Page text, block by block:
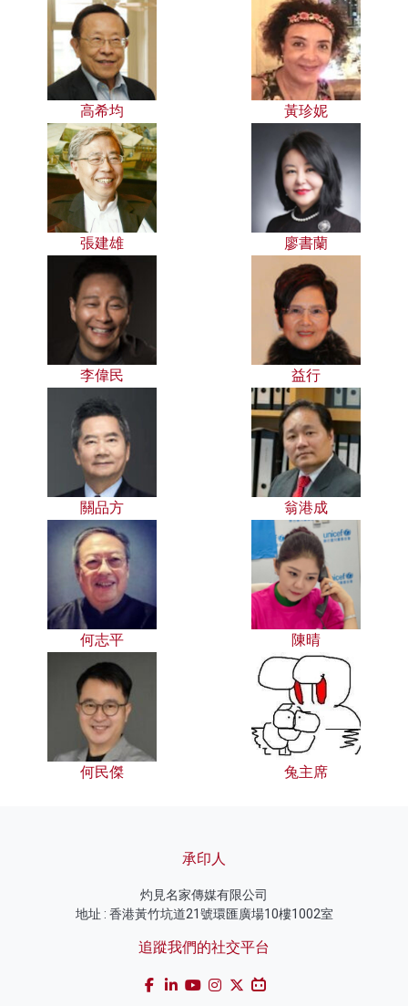
高希均 黃珍妮
張建雄 廖書蘭
李偉民 益行
關品方 翁港成
何志平 陳晴
何民傑 兔主席
承印人
灼見名家傳媒有限公司
地址 : 香港黃竹坑道21號環匯廣場10樓1002室
追蹤我們的社交平台